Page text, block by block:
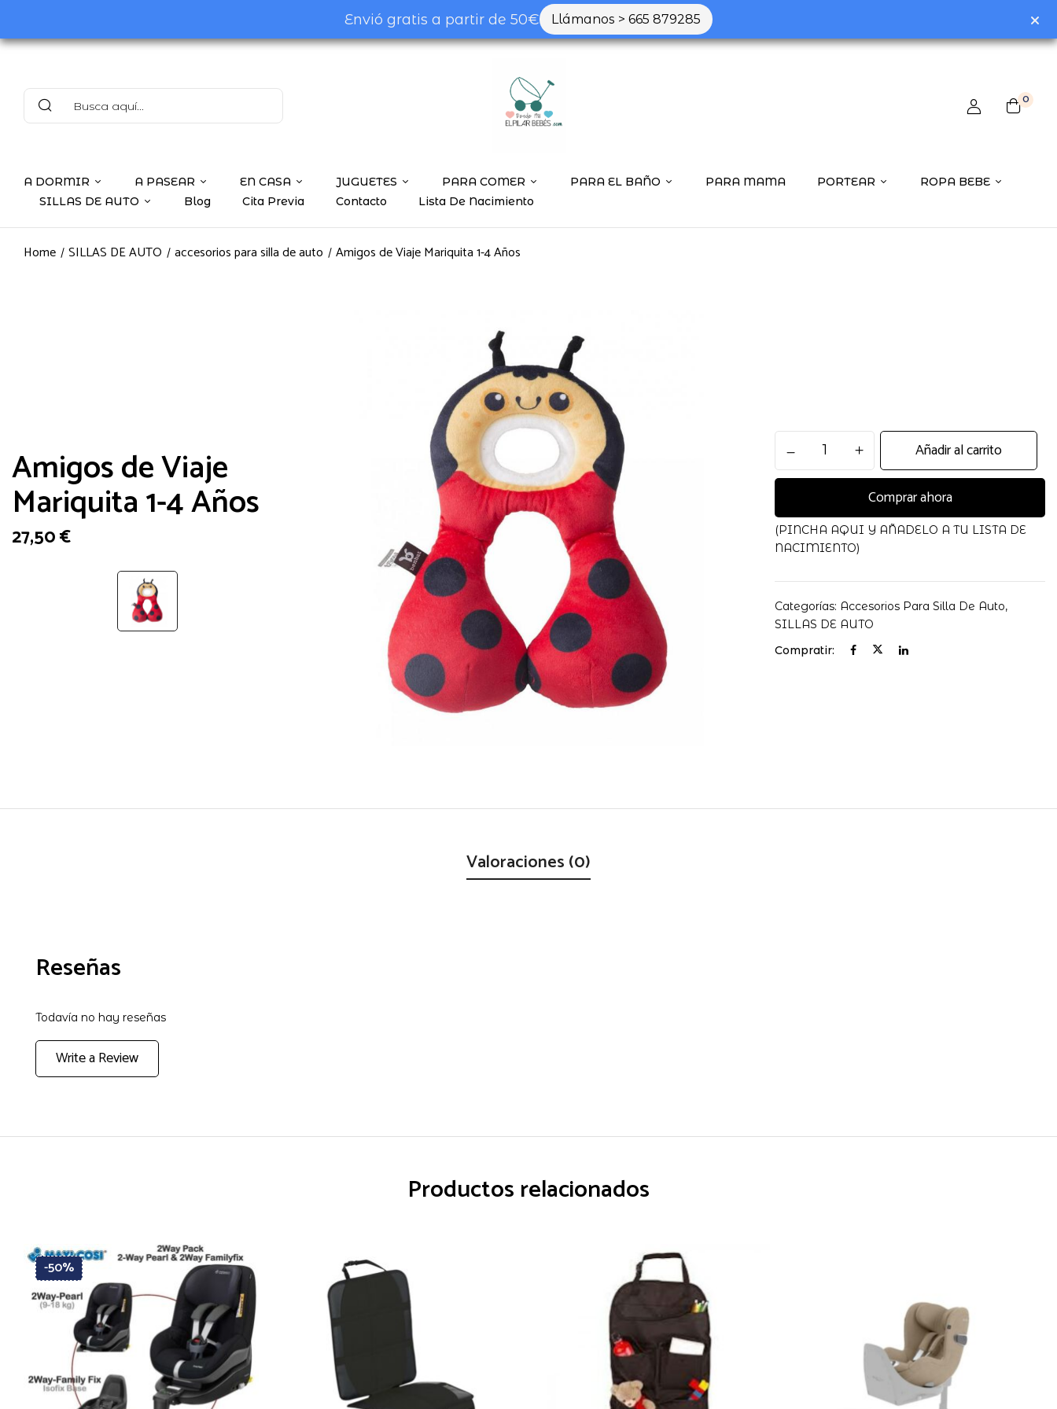
Envió gratis a partir de 50€ Llámanos > 665 879285
0
A DORMIR A PASEAR EN CASA JUGUETES PARA COMER PARA EL BAÑO PARA MAMA PORTEAR
ROPA BEBE
SILLAS DE AUTO
Blog Cita Previa Contacto Lista De Nacimiento
Home SILLAS DE AUTO accesorios para silla de auto Amigos de Viaje Mariquita 1-4 Años
Amigos de Viaje
Mariquita 1-4 Años
27,50€
de
Viaje
1-
4
Años
Añadir al carrito
Comprar ahora
(PINCHA AQUI Y AÑADELO A TU LISTA DE
NACIMIENTO)
Categorías: Accesorios Para Silla De Auto,
SILLAS DE AUTO
Compratir:
Valoraciones (0)
Reseñas
Todavía no hay reseñas
Write a Review
Los campos obligatorios están
marcados con
Guarda mi nombre, correo electrónico y web en este navegador para la próxima
vez que comente.
Productos relacionados
-50%